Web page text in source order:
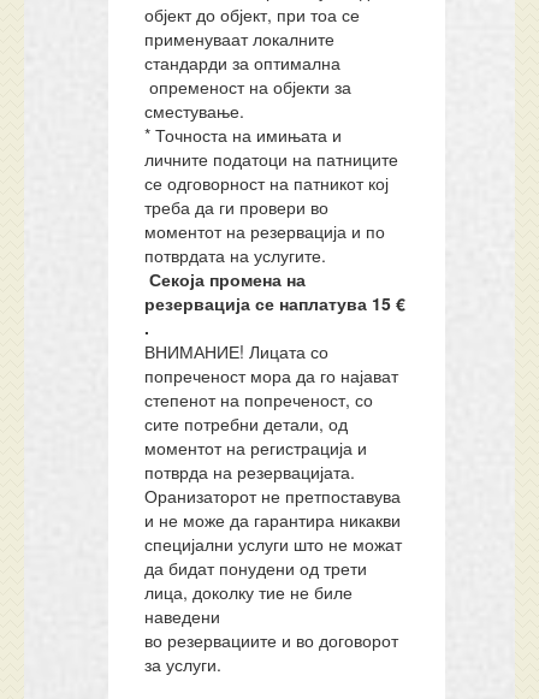
објект до објект, при тоа се
применуваат локалните
стандарди за оптимална
опременост на објекти за
сместување.
* Точноста на имињата и
личните податоци на патниците
се одговорност на патникот кој
треба да ги провери во
моментот на резервација и по
потврдата на услугите.
Секоја промена на
резервација се наплатува 15 €
.
ВНИМАНИЕ! Лицата со
попреченост мора да го најават
степенот на попреченост, со
сите потребни детали, од
моментот на регистрација и
потврда на резервацијата.
Оранизаторот не претпоставува
и не може да гарантира никакви
специјални услуги што не можат
да бидат понудени од трети
лица, доколку тие не биле
наведени
во резервациите и во договорот
за услуги.